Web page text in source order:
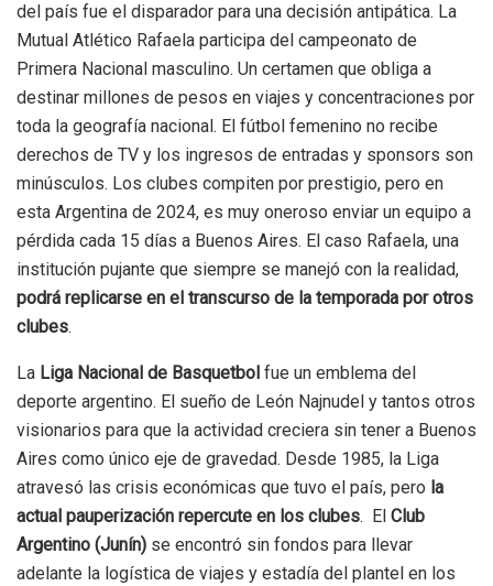
del país fue el disparador para una decisión antipática. La
Mutual Atlético Rafaela participa del campeonato de
Primera Nacional masculino. Un certamen que obliga a
destinar millones de pesos en viajes y concentraciones por
toda la geografía nacional. El fútbol femenino no recibe
derechos de TV y los ingresos de entradas y sponsors son
minúsculos. Los clubes compiten por prestigio, pero en
esta Argentina de 2024, es muy oneroso enviar un equipo a
pérdida cada 15 días a Buenos Aires. El caso Rafaela, una
institución pujante que siempre se manejó con la realidad,
podrá replicarse en el transcurso de la temporada por otros
clubes.
La Liga Nacional de Basquetbol fue un emblema del
deporte argentino. El sueño de León Najnudel y tantos otros
visionarios para que la actividad creciera sin tener a Buenos
Aires como único eje de gravedad. Desde 1985, la Liga
atravesó las crisis económicas que tuvo el país, pero la
actual pauperización repercute en los clubes. El Club
Argentino (Junín) se encontró sin fondos para llevar
adelante la logística de viajes y estadía del plantel en los